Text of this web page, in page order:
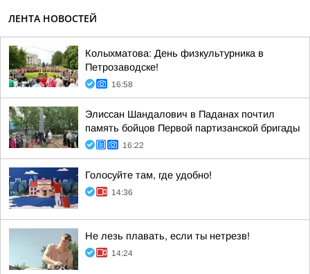
ЛЕНТА НОВОСТЕЙ
Колыхматова: День физкультурника в
Петрозаводске!
16:58
Элиссан Шандалович в Паданах почтил
память бойцов Первой партизанской бригады
16:22
Голосуйте там, где удобно!
14:36
Не лезь плавать, если ты нетрезв!
14:24